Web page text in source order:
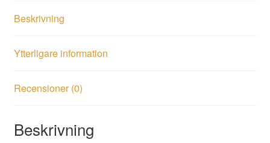
Beskrivning
Ytterligare information
Recensioner (0)
Beskrivning